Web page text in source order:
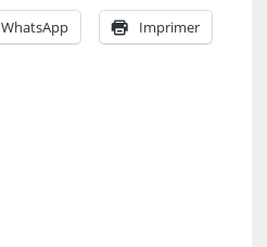
WhatsApp Imprimer